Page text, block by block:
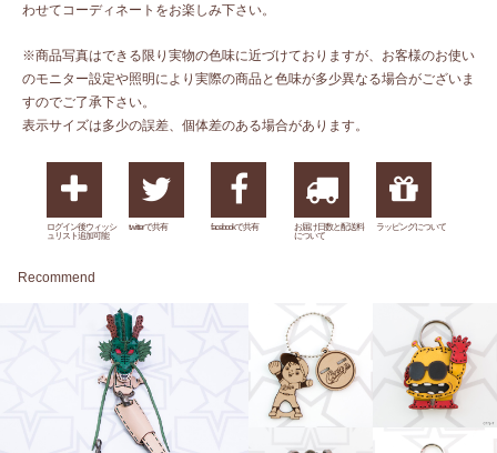
わせてコーディネートをお楽しみ下さい。
※商品写真はできる限り実物の色味に近づけておりますが、お客様のお使い
のモニター設定や照明により実際の商品と色味が多少異なる場合がございま
すのでご了承下さい。
表示サイズは多少の誤差、個体差のある場合があります。
ログイン後ウィッシ
ュリスト追加可能
twitterで共有 facebookで共有
お届け日数と配送料
について
ラッピングについて
Recommend